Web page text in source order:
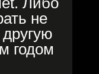
не
годом